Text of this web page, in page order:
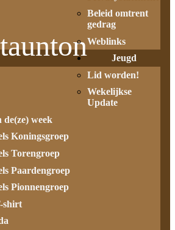
Beleid omtrent
gedrag
Weblinks
Jeugd
Lid worden!
Wekelijkse
Update
de(ze) week
Koningsgroep
Torengroep
Paardengroep
Pionnengroep
shirt